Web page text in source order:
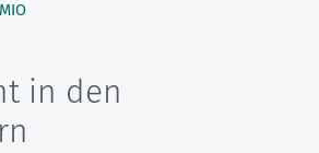
in den